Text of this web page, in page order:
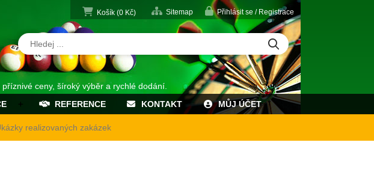
Košík (0 Kč) Sitemap Přihlásit se / Registrace
ceny, šíroký výběr a rychlé dodání.
REFERENCE KONTAKT MŮJ ÚČET
realizovaných zakázek